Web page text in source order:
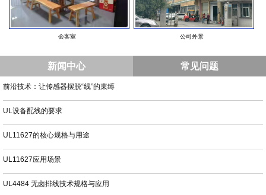
会客室 公司外景
新闻中心 常见问题
前沿技术：让传感器摆脱“线”的束缚
UL设备配线的要求
UL11627的核心规格与用途
UL11627应用场景
UL4484 无卤排线技术规格与应用